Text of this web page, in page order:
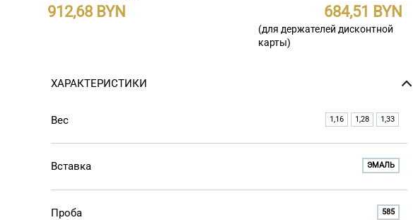
912,68 684,51
(для держателей дисконтной
карты)
ХАРАКТЕРИСТИКИ
Вес 1,16 1,28 1,33
Вставка ЭМАЛЬ
Проба 585